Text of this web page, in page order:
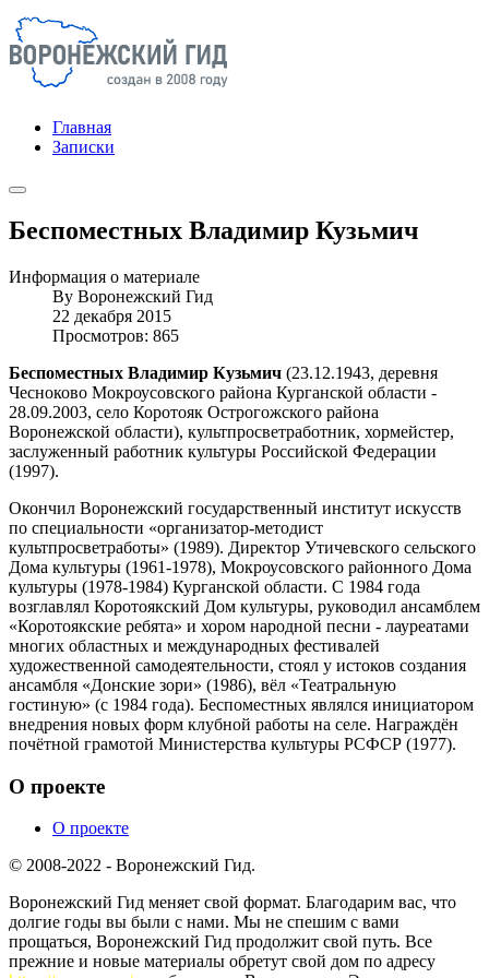
Главная
Записки
Беспоместных Владимир Кузьмич
Информация о материале
By Воронежский Гид
22 декабря 2015
Просмотров: 865
Беспоместных Владимир Кузьмич (23.12.1943, деревня
Чесноково Мокроусовского района Курганской области -
28.09.2003, село Коротояк Острогожского района
Воронежской области), культпросветработник, хормейстер,
заслуженный работник культуры Российской Федерации
(1997).
Окончил Воронежский государственный институт искусств
по специальности «организатор-методист
культпросветработы» (1989). Директор Утичевского сельского
Дома культуры (1961-1978), Мокроусовского районного Дома
культуры (1978-1984) Курганской области. С 1984 года
возглавлял Коротоякский Дом культуры, руководил ансамблем
«Коротоякские ребята» и хором народной песни - лауреатами
многих областных и международных фестивалей
художественной самодеятельности, стоял у истоков создания
ансамбля «Донские зори» (1986), вёл «Театральную
гостиную» (с 1984 года). Беспоместных являлся инициатором
внедрения новых форм клубной работы на селе. Награждён
почётной грамотой Министерства культуры РСФСР (1977).
О проекте
О проекте
© 2008-2022 - Воронежский Гид.
Воронежский Гид меняет свой формат. Благодарим вас, что
долгие годы вы были с нами. Мы не спешим с вами
прощаться, Воронежский Гид продолжит свой путь. Все
прежние и новые материалы обретут свой дом по адресу